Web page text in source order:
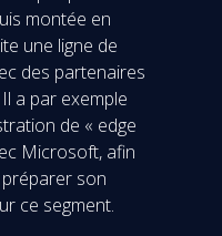
montée en
une ligne de
des partenaires
a par exemple
de « edge
Microsoft, afin
préparer son
ce segment.